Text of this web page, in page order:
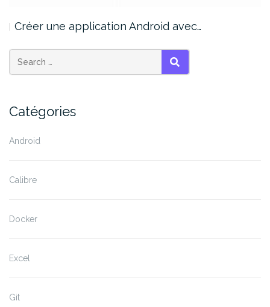
Créer une application Android avec…
SEARCH
Catégories
Android
Calibre
Docker
Excel
Git